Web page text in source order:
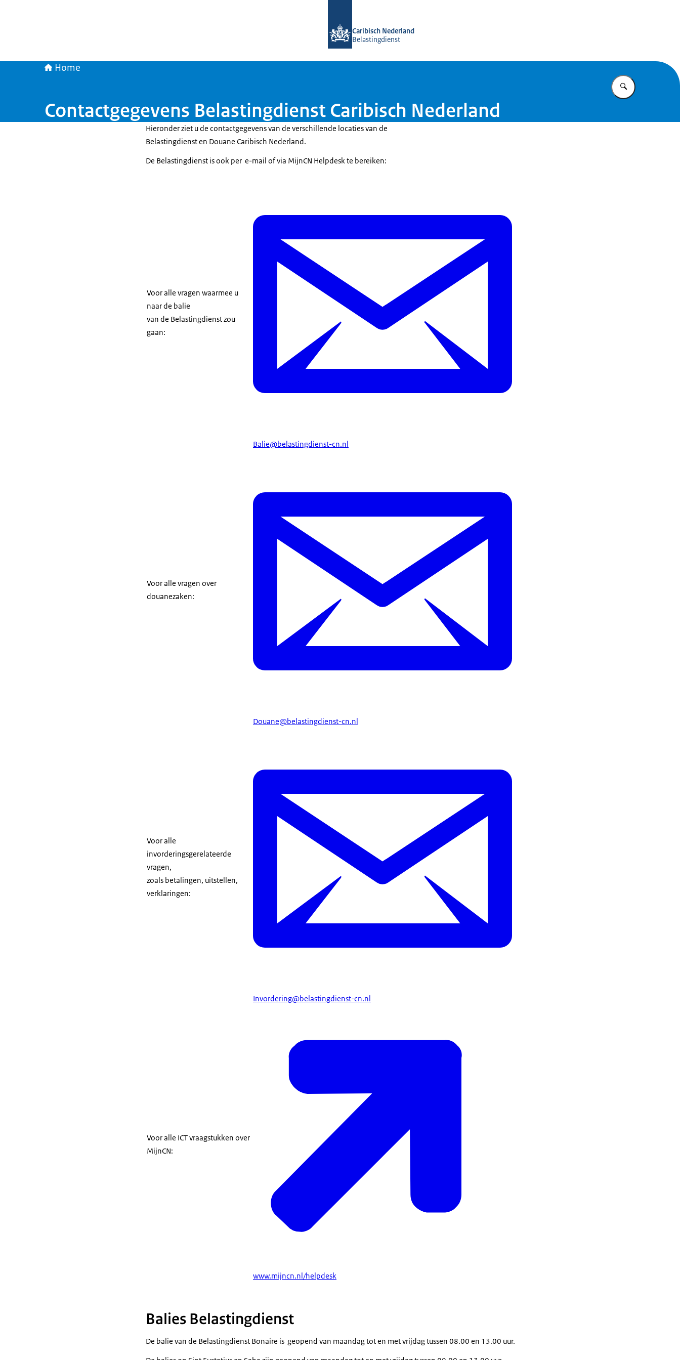
Caribisch Nederland
Belastingdienst
Home
Vul in wat u
Contactgegevens Belastingdienst Caribisch Nederland
Hieronder ziet u de contactgegevens van de verschillende locaties van de
Belastingdienst en Douane Caribisch Nederland.
De Belastingdienst is ook per e-mail of via MijnCN Helpdesk te bereiken:
Voor alle vragen waarmee u
naar de balie
van de Belastingdienst zou
gaan:
Balie@belastingdienst-cn.nl
Voor alle vragen over
douanezaken:
Douane@belastingdienst-cn.nl
Voor alle
invorderingsgerelateerde
vragen,
zoals betalingen, uitstellen,
verklaringen:
Invordering@belastingdienst-cn.nl
Voor alle ICT vraagstukken over
MijnCN:
www.mijncn.nl/helpdesk
Balies Belastingdienst
De balie van de Belastingdienst Bonaire is geopend van maandag tot en met vrijdag tussen 08.00 en 13.00 uur.